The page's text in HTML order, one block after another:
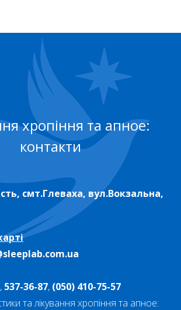
хропіння та апное:
контакти
смт.Глеваха, вул.Вокзальна,
, 537-36-87, (050) 410-75-57
та лікування хропіння та апное: